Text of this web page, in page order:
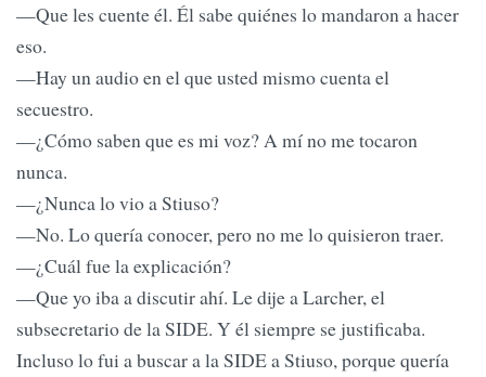
—Que les cuente él. Él sabe quiénes lo mandaron a hacer
eso.
—Hay un audio en el que usted mismo cuenta el
secuestro.
—¿Cómo saben que es mi voz? A mí no me tocaron
nunca.
—¿Nunca lo vio a Stiuso?
—No. Lo quería conocer, pero no me lo quisieron traer.
—¿Cuál fue la explicación?
—Que yo iba a discutir ahí. Le dije a Larcher, el
subsecretario de la SIDE. Y él siempre se justificaba.
Incluso lo fui a buscar a la SIDE a Stiuso, porque quería